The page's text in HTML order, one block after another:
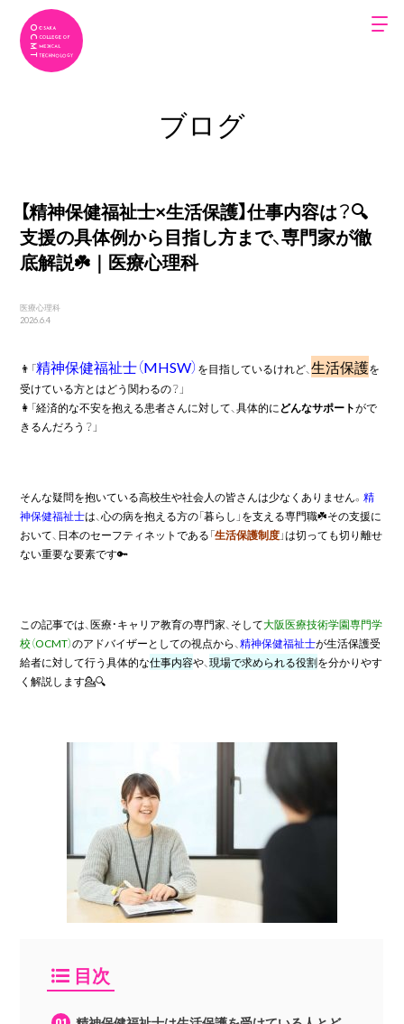
ブログ
【精神保健福祉士×生活保護】仕事内容は？🔍
支援の具体例から目指し方まで、専門家が徹
底解説☘️｜医療心理科
医療心理科
2026.6.4
👨「精神保健福祉士（MHSW） を目指しているけれど、生活保護を
受けている方とはどう関わるの？」
👩「経済的な不安を抱える患者さんに対して、具体的にどんなサポートがで
きるんだろう？」
そんな疑問を抱いている高校生や社会人の皆さんは少なくありません。精
神保健福祉士は、心の病を抱える方の「暮らし」を支える専門職☘️その支援に
おいて、日本のセーフティネットである「生活保護制度」は切っても切り離せ
ない重要な要素です🔑
この記事では、医療・キャリア教育の専門家、そして大阪医療技術学園専門学
校（OCMT）のアドバイザーとしての視点から、精神保健福祉士が生活保護受
給者に対して行う具体的な仕事内容や、現場で求められる役割を分かりやす
く解説します💁🔍
目次